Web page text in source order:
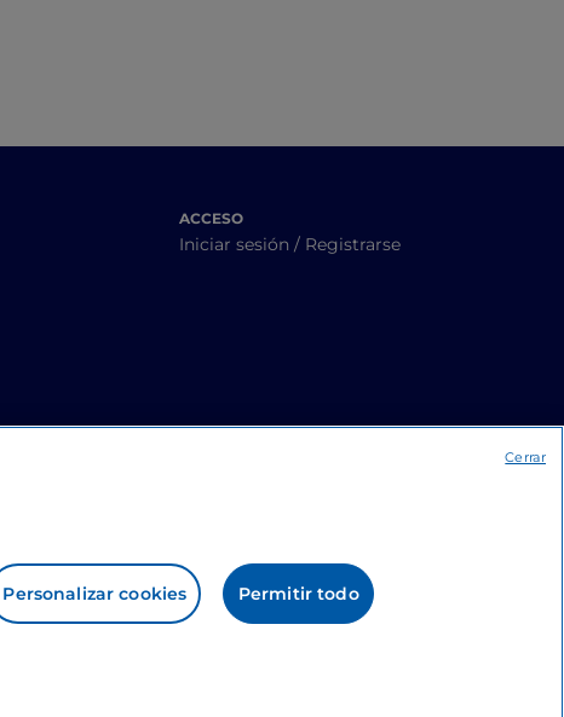
ACCESO
Iniciar sesión / Registrarse
Personalizar cookies Permitir todo
Cerrar